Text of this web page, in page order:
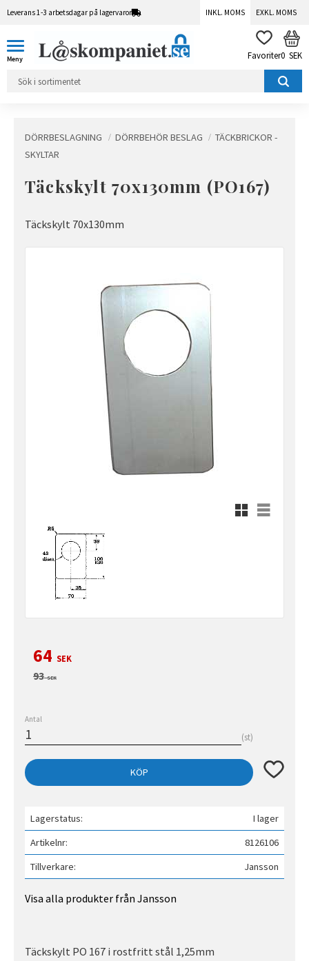
Leverans 1-3 arbetsdagar på lagervaror INKL. MOMS EXKL. MOMS
FAVORITER
0 SEK
DÖRRBESLAGNING DÖRRBEHÖR BESLAG
TÄCKBRICKOR -
SKYLTAR
Täckskylt 70x130mm (PO167)
Täckskylt 70x130mm
Rutnätsvy
Listvy
Nedsatt pris:
64 SEK
Ordinarie pris:
93SEK
Antal
st
KÖP Lägg till
Lagerstatus
I lager
Artikelnr
8126106
Tillverkare
Jansson
Visa alla produkter från Jansson
Täckskylt PO 167 i rostfritt stål 1,25mm